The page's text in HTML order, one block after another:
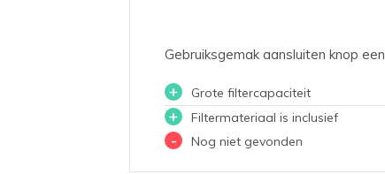
Gebruiksgemak aansluiten knop
+ Grote filtercapaciteit
+ Filtermateriaal is inclusief
- Nog niet gevonden